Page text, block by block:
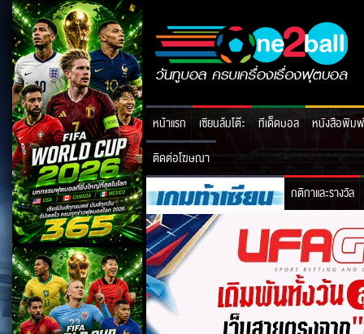
หน้าแรก เซียนล้มโต๊ะ ทีเด็ดบอล
หนังสือพิมพ์
ติดต่อโฆษณา
กติกาและรางวัล